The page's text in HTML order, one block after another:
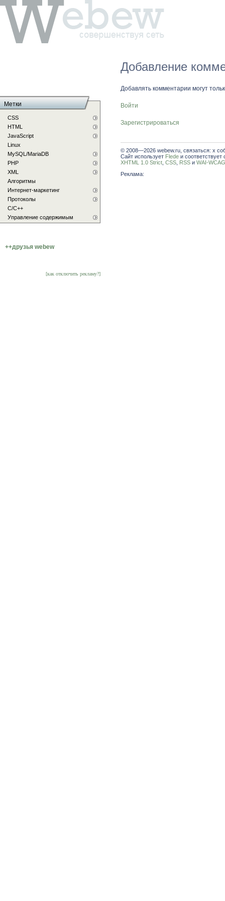
Добавление
Добавлять комментарии могут
Войти
Зарегистрироваться
© 2008—2026 webew.ru, связаться: x
Сайт использует Flede и соответствует
XHTML 1.0 Strict CSS RSS и WAI-
Реклама:
Метки
CSS
HTML
JavaScript
Linux
MySQL/MariaDB
PHP
XML
Алгоритмы
Интернет-маркетинг
Протоколы
С/C++
Управление содержимым
++друзья webew
[как отключить рекламу?]